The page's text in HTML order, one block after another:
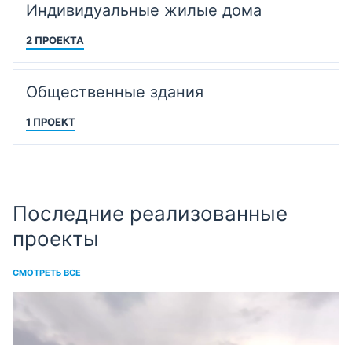
Индивидуальные жилые дома
2 ПРОЕКТА
Общественные здания
1 ПРОЕКТ
Последние реализованные
проекты
СМОТРЕТЬ ВСЕ